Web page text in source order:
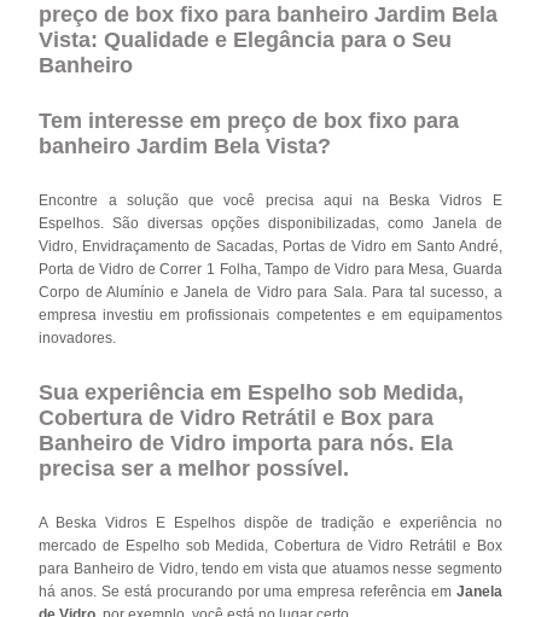
preço de box fixo para banheiro Jardim Bela
Vista: Qualidade e Elegância para o Seu
Banheiro
Tem interesse em preço de box fixo para
banheiro Jardim Bela Vista?
Encontre a solução que você precisa aqui na Beska Vidros E
Espelhos. São diversas opções disponibilizadas, como Janela de
Vidro, Envidraçamento de Sacadas, Portas de Vidro em Santo André,
Porta de Vidro de Correr 1 Folha, Tampo de Vidro para Mesa, Guarda
Corpo de Alumínio e Janela de Vidro para Sala. Para tal sucesso, a
empresa investiu em profissionais competentes e em equipamentos
inovadores.
Sua experiência em Espelho sob Medida,
Cobertura de Vidro Retrátil e Box para
Banheiro de Vidro importa para nós. Ela
precisa ser a melhor possível.
A Beska Vidros E Espelhos dispõe de tradição e experiência no
mercado de Espelho sob Medida, Cobertura de Vidro Retrátil e Box
para Banheiro de Vidro, tendo em vista que atuamos nesse segmento
há anos. Se está procurando por uma empresa referência em Janela